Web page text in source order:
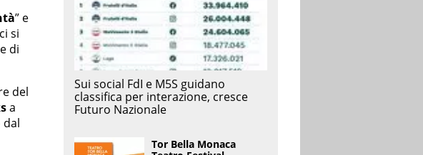
” e
si
di
del
a
dal